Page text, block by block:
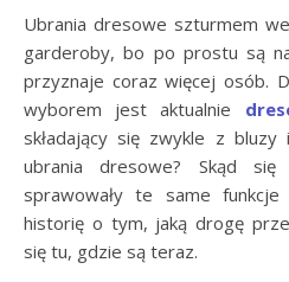
Ubrania dresowe szturmem weszły do naszej codziennej
garderoby, bo po prostu są
przyznaje coraz więcej osób.
wyborem jest aktualnie
składający się zwykle z
ubrania dresowe? Skąd
sprawowały te same
historię o tym, jaką drogę
się tu, gdzie są teraz.